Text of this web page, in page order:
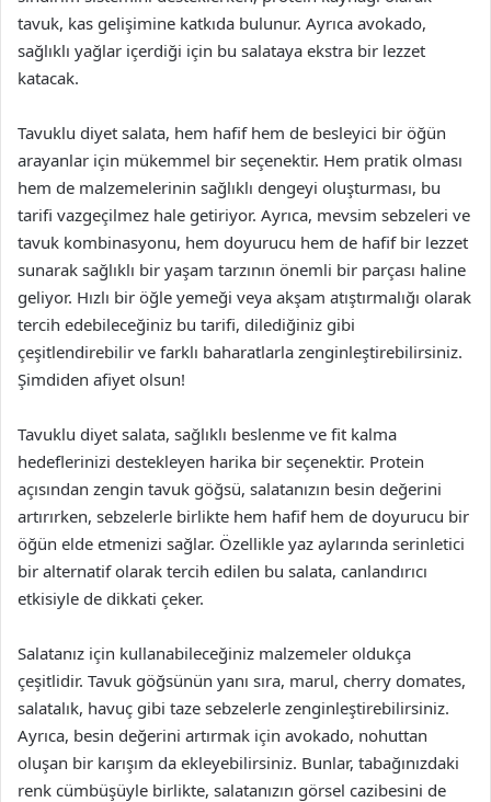
tavuk, kas gelişimine katkıda bulunur. Ayrıca avokado,
sağlıklı yağlar içerdiği için bu salataya ekstra bir lezzet
katacak.
Tavuklu diyet salata, hem hafif hem de besleyici bir öğün
arayanlar için mükemmel bir seçenektir. Hem pratik olması
hem de malzemelerinin sağlıklı dengeyi oluşturması, bu
tarifi vazgeçilmez hale getiriyor. Ayrıca, mevsim sebzeleri ve
tavuk kombinasyonu, hem doyurucu hem de hafif bir lezzet
sunarak sağlıklı bir yaşam tarzının önemli bir parçası haline
geliyor. Hızlı bir öğle yemeği veya akşam atıştırmalığı olarak
tercih edebileceğiniz bu tarifi, dilediğiniz gibi
çeşitlendirebilir ve farklı baharatlarla zenginleştirebilirsiniz.
Şimdiden afiyet olsun!
Tavuklu diyet salata, sağlıklı beslenme ve fit kalma
hedeflerinizi destekleyen harika bir seçenektir. Protein
açısından zengin tavuk göğsü, salatanızın besin değerini
artırırken, sebzelerle birlikte hem hafif hem de doyurucu bir
öğün elde etmenizi sağlar. Özellikle yaz aylarında serinletici
bir alternatif olarak tercih edilen bu salata, canlandırıcı
etkisiyle de dikkati çeker.
Salatanız için kullanabileceğiniz malzemeler oldukça
çeşitlidir. Tavuk göğsünün yanı sıra, marul, cherry domates,
salatalık, havuç gibi taze sebzelerle zenginleştirebilirsiniz.
Ayrıca, besin değerini artırmak için avokado, nohuttan
oluşan bir karışım da ekleyebilirsiniz. Bunlar, tabağınızdaki
renk cümbüşüyle birlikte, salatanızın görsel cazibesini de